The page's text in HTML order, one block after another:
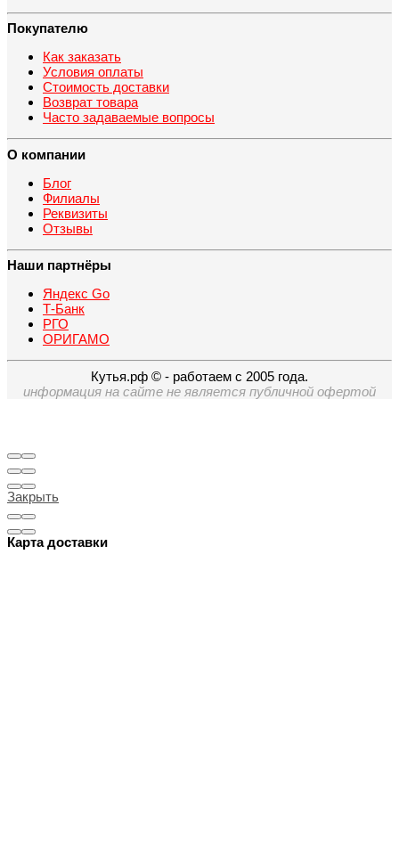
Покупателю
Как заказать
Условия оплаты
Стоимость доставки
Возврат товара
Часто задаваемые вопросы
О компании
Блог
Филиалы
Реквизиты
Отзывы
Наши партнёры
Яндекс Go
Т-Банк
РГО
ОРИГАМО
Кутья.рф © - работаем с 2005 года.
информация на сайте не является публичной офертой
Закрыть
Карта доставки